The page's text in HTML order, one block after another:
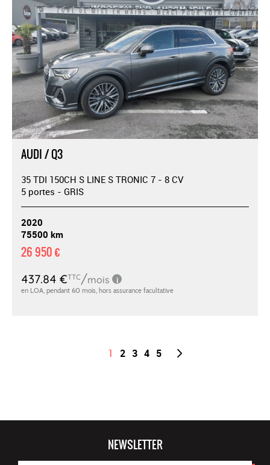
AUDI / Q3
35 TDI 150CH S LINE S TRONIC 7 - 8 CV
5 portes - GRIS
2020
75500 km
26 950 €
1 2 3 4 5
NEWSLETTER